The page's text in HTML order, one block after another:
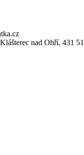
nad Ohří, 431 51